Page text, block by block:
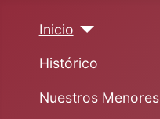
Inicio
Histórico
Nuestros Menores